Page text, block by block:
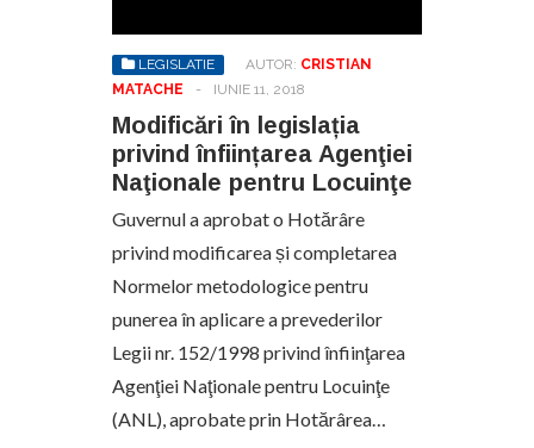
LEGISLATIE AUTOR: CRISTIAN
MATACHE
- IUNIE 11, 2018
Modificări în legislația
privind înființarea Agenţiei
Naţionale pentru Locuinţe
Guvernul a aprobat o Hotărâre
privind modificarea și completarea
Normelor metodologice pentru
punerea în aplicare a prevederilor
Legii nr. 152/1998 privind înfiinţarea
Agenţiei Naţionale pentru Locuinţe
(ANL), aprobate prin Hotărârea…